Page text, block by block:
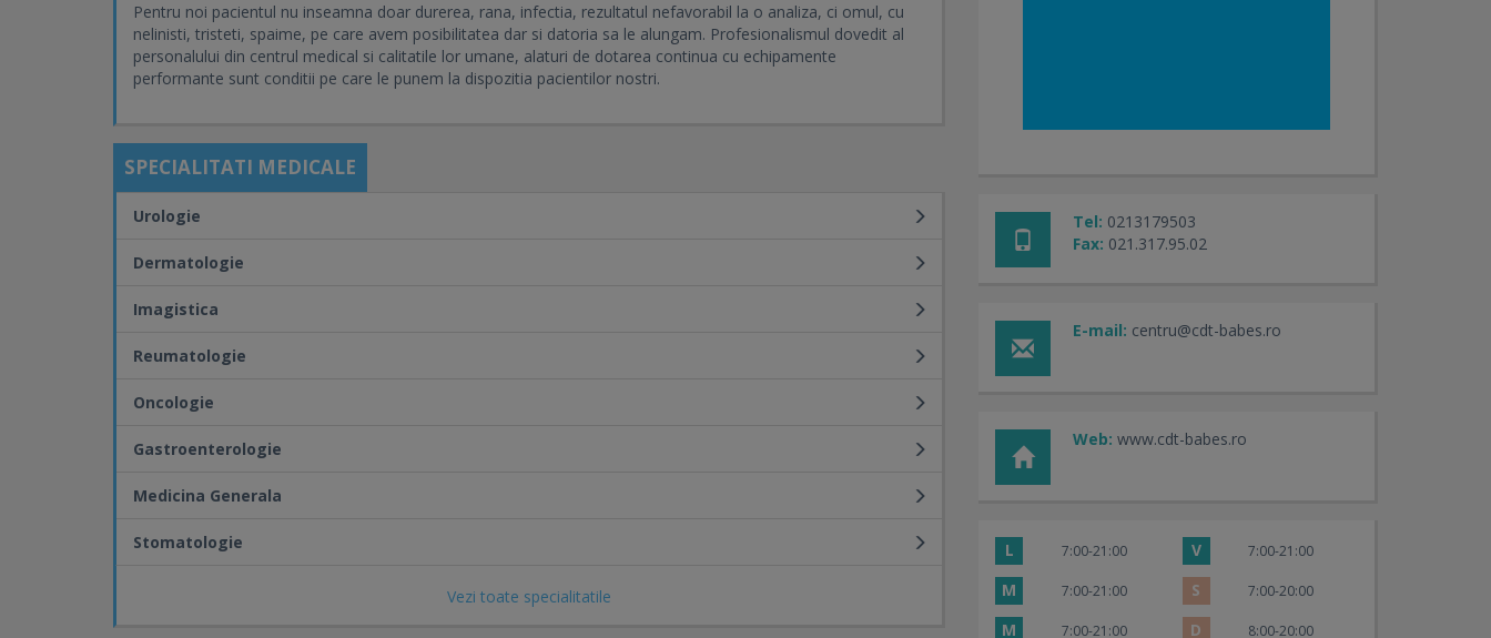
Pentru noi pacientul nu inseamna doar durerea, rana, infectia, rezultatul nefavorabil la o analiza, ci omul, cu
nelinisti, tristeti, spaime, pe care avem posibilitatea dar si datoria sa le alungam. Profesionalismul dovedit al
personalului din centrul medical si calitatile lor umane, alaturi de dotarea continua cu echipamente
performante sunt conditii pe care le punem la dispozitia pacientilor nostri.
SPECIALITATI MEDICALE
Vezi toate specialitatile
Urologie
Dermatologie
Imagistica
Reumatologie
Oncologie
Gastroenterologie
Medicina Generala
Stomatologie
Tel: 0213179503
Fax: 021.317.95.02
E-mail: centru@cdt-babes.ro
Web: www.cdt-babes.ro
L 7:00-21:00 V 7:00-21:00
M 7:00-21:00 S 7:00-20:00
M 7:00-21:00 D 8:00-20:00